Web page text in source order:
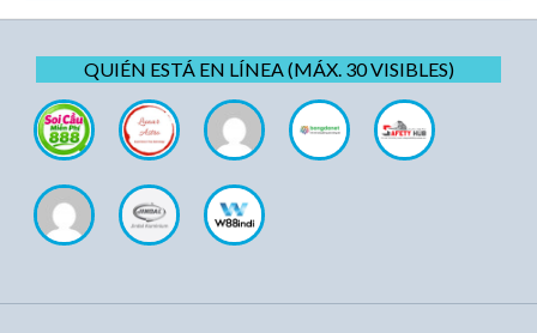
QUIÉN ESTÁ EN LÍNEA (MÁX. 30 VISIBLES)